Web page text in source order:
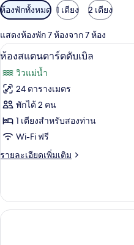
ตัว
กรอง
ที่
มี
ให้
สำหรับ
ห้อง
พัก
ห้องพักทั้งหมด 1 เตียง 2 เตียง
แสดงห้องพัก 7 ห้องจาก 7 ห้อง
เปิด
ภาพถ่าย
ทั้งหมด
ของ
ห้อง
สแตนดาร์ด
ดับเบิล
9
ห้องสแตนดาร์ดดับเบิล
วิวแม่น้ำ
24 ตารางเมตร
พักได้ 2 คน
1 เตียงสำหรับสองท่าน
Wi-Fi ฟรี
รายละเอียดเพิ่มเติม
ราย
เกี่ยว
กับ
ห้อง